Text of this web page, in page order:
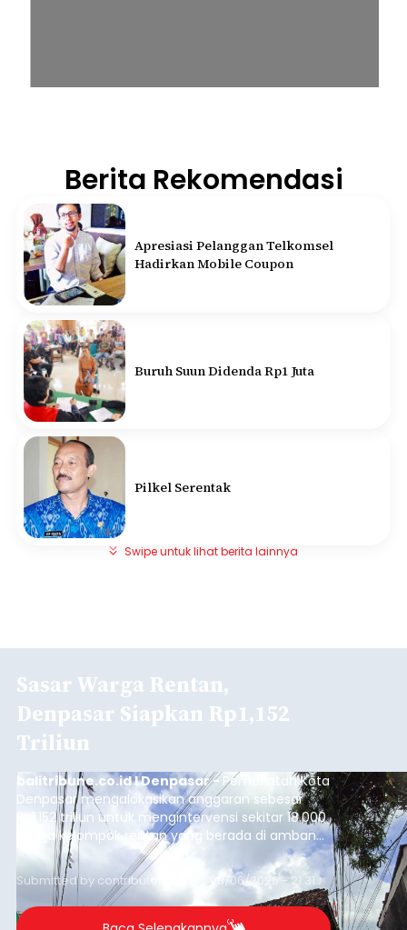
Berita Rekomendasi
Apresiasi Pelanggan Telkomsel
Hadirkan Mobile Coupon
Buruh Suun Didenda Rp1 Juta
Pilkel Serentak
Swipe untuk lihat berita lainnya
Sasar Warga Rentan,
Denpasar Siapkan Rp1,152
Triliun
balitribune.co.id I Denpasar - Pemerintah Kota
Denpasar mengalokasikan anggaran sebesar
Rp1,152 triliun untuk mengintervensi sekitar 18.000
warga kelompok rentan yang berada di ambang
garis kemiskinan. Langkah strategis ini diambil
guna menjaga masyarakat yang berada pada
kelompok desil 5 dan 6 tersebut agar tidak
merosot ke kategori miskin.
Submitted by contributor Thu, 08/06/2026 - 21:31